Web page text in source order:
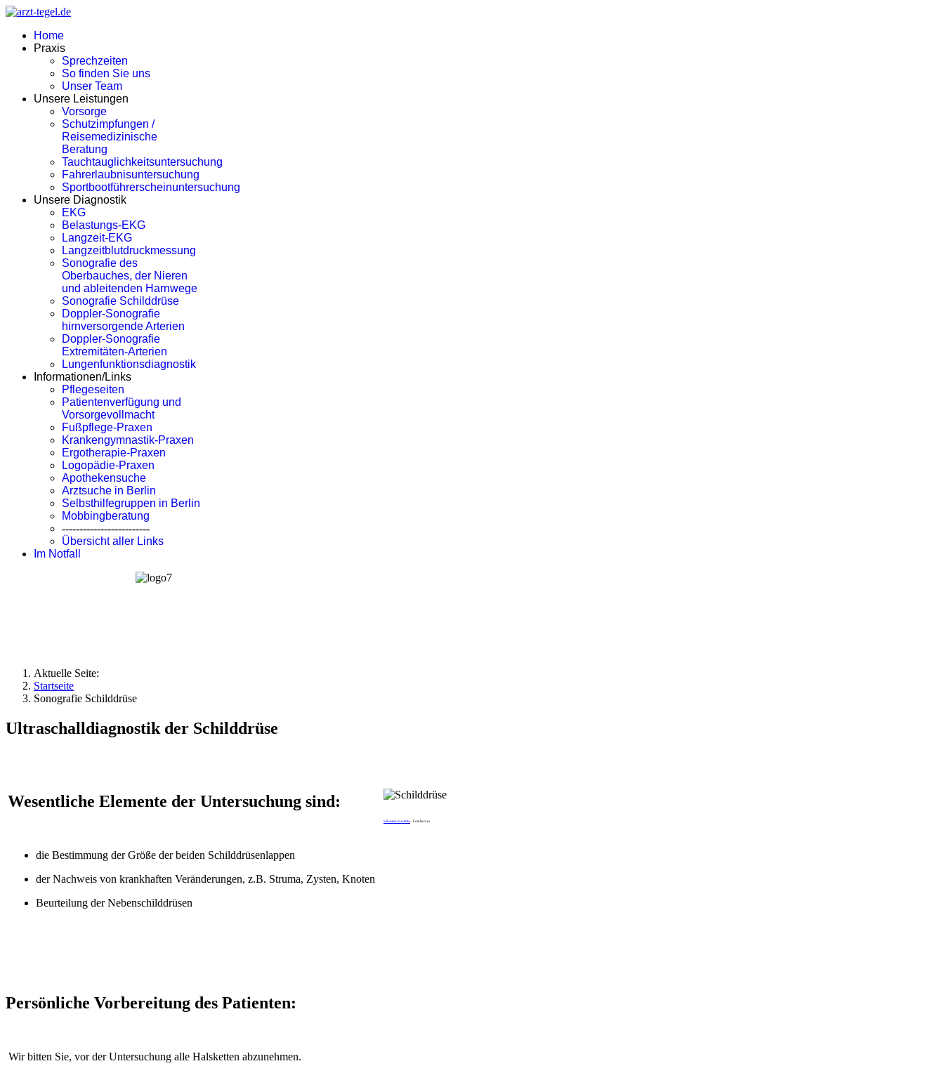
Home
Praxis
Sprechzeiten
So finden Sie uns
Unser Team
Unsere Leistungen
Vorsorge
Schutzimpfungen /
Reisemedizinische
Beratung
Tauchtauglichkeitsuntersuchung
Fahrerlaubnisuntersuchung
Sportbootführerscheinuntersuchung
Unsere Diagnostik
EKG
Belastungs-EKG
Langzeit-EKG
Langzeitblutdruckmessung
Sonografie des
Oberbauches, der Nieren
und ableitenden Harnwege
Sonografie Schilddrüse
Doppler-Sonografie
hirnversorgende Arterien
Doppler-Sonografie
Extremitäten-Arterien
Lungenfunktionsdiagnostik
Informationen/Links
Pflegeseiten
Patientenverfügung und
Vorsorgevollmacht
Fußpflege-Praxen
Krankengymnastik-Praxen
Ergotherapie-Praxen
Logopädie-Praxen
Apothekensuche
Arztsuche in Berlin
Selbsthilfegruppen in Berlin
Mobbingberatung
-------------------------
Übersicht aller Links
Im Notfall
Aktuelle Seite:
Startseite
Sonografie Schilddrüse
Ultraschalldiagnostik der Schilddrüse
Wesentliche Elemente der Untersuchung sind:
die Bestimmung der Größe der beiden Schilddrüsenlappen
der Nachweis von krankhaften Veränderungen, z.B. Struma, Zysten, Knoten
Beurteilung der Nebenschilddrüsen
Sebastian Kaulitzki - Fotolia.com
Persönliche Vorbereitung des Patienten:
Wir bitten Sie, vor der Untersuchung alle Halsketten abzunehmen.